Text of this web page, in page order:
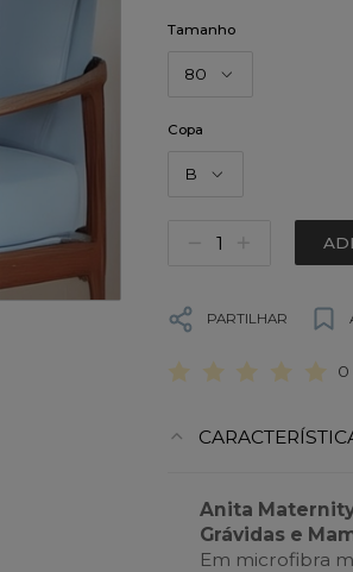
Tamanho
80
Copa
B
PARTILHAR
0
Anita
Grávidas e
Em microfibra